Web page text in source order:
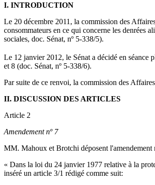
I. INTRODUCTION
Le 20 décembre 2011, la commission des
consommateurs en ce qui concerne les denrées
sociales, doc. Sénat, nº 5-338/5).
Le 12 janvier 2012, le Sénat a décidé en séance
et 8 (doc. Sénat, nº 5-338/6).
Par suite de ce renvoi, la commission des
II. DISCUSSION DES ARTICLES
Article 2
Amendement nº 7
MM. Mahoux et Brotchi déposent l'amendement
« Dans la loi du 24 janvier 1977 relative à la
inséré un article 3/1 rédigé comme suit: